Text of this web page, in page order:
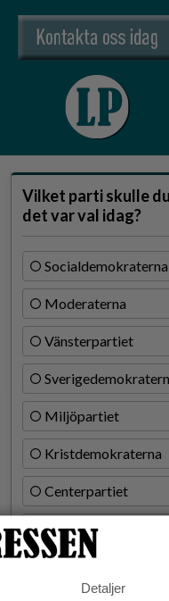
Vilket parti skulle
det var val idag?
Socialdemokraterna
Moderaterna
Vänsterpartiet
Miljöpartiet
Kristdemokraterna
Centerpartiet
Liberalerna
Detaljer